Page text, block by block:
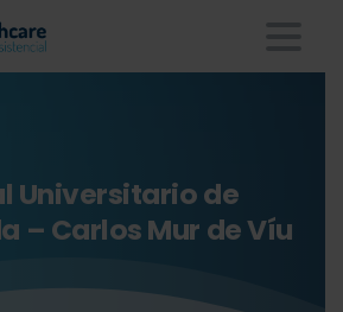
Universitariode
– CarlosMur deVíu